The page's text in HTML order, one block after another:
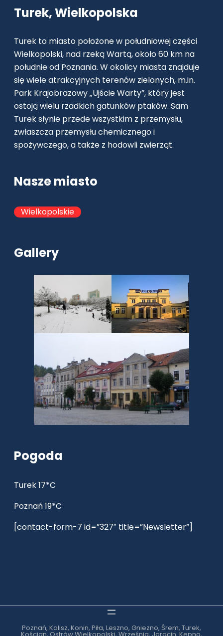
Turek, Wielkopolska
Turek to miasto położone w południowej części
Wielkopolski, nad rzeką Wartą, około 60 km na
południe od Poznania. W okolicy miasta znajduje
się wiele atrakcyjnych terenów zielonych, m.in.
Park Krajobrazowy „Ujście Warty”, który jest
ostoją wielu rzadkich gatunków ptaków. Sam
Turek słynie przede wszystkim z przemysłu,
zwłaszcza przemysłu chemicznego i
spożywczego, a także z hodowli zwierząt.
Nasze miasto
Wielkopolskie
Gallery
Pogoda
Turek 17*C
Poznań 19*C
[contact-form-7 id=”327″ title=”Newsletter”]
Poznań, Kalisz, Konin, Piła, Leszno, Gniezno, Śrem, Turek,